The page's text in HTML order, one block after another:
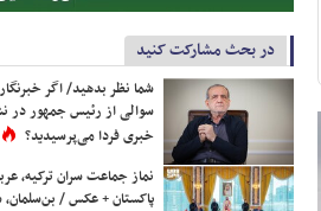
در بحث مشارکت کنید
شما نظر بدهید/ اگر
سوالی از رئیس جمهور
خبری فردا می‌پرسیدید؟
نماز جماعت سران ترکیه،
پاکستان + عکس / بن‌سلمان،